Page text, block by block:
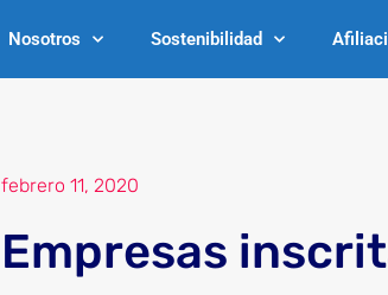
Nosotros Sostenibilidad
febrero 11, 2020
Empresas